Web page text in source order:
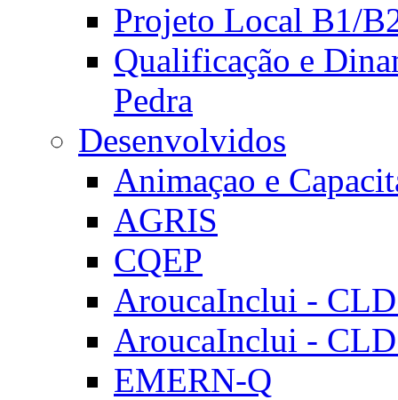
Projeto Local B1/
Qualificação e
Pedra
Desenvolvidos
Animaçao e
AGRIS
CQEP
AroucaInclui -
AroucaInclui -
EMERN-Q